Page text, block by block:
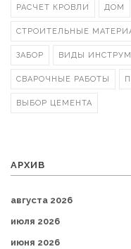
РАСЧЕТ КРОВЛИ ДОМ
СТРОИТЕЛЬНЫЕ
ЗАБОР ВИДЫ
СВАРОЧНЫЕ РАБОТЫ
ВЫБОР ЦЕМЕНТА
АРХИВ
августа 2026
июля 2026
июня 2026